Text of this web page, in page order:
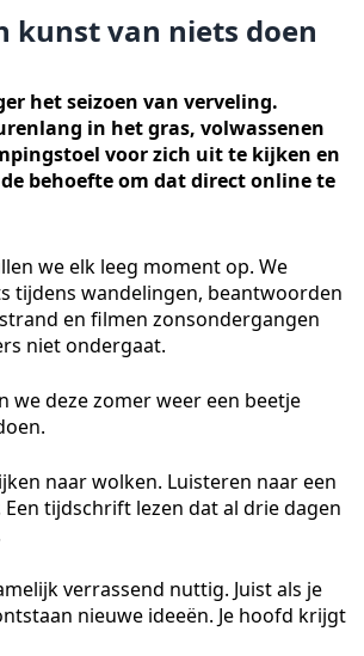
kunst van niets doen
het seizoen van verveling.
in het gras, volwassenen
voor zich uit te kijken en
behoefte om dat direct online te
we elk leeg moment op. We
tijdens wandelingen, beantwoorden
en filmen zonsondergangen
niet ondergaat.
we deze zomer weer een beetje
naar wolken. Luisteren naar een
tijdschrift lezen dat al drie dagen
verrassend nuttig. Juist als je
nieuwe ideeën. Je hoofd krijgt